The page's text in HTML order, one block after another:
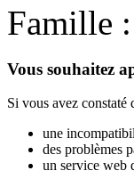
Famille :
Vous souhaitez
Si vous avez constaté
une
des problèmes
un service web